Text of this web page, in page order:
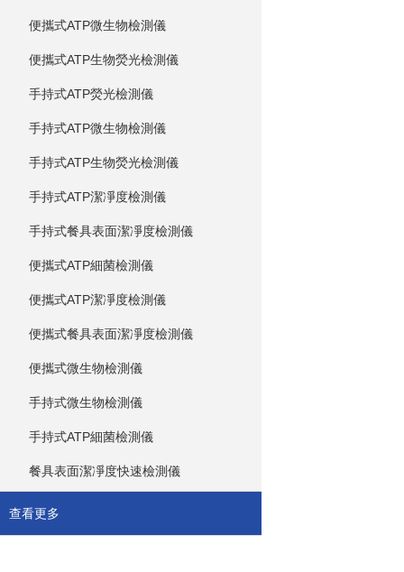
便攜式ATP微生物檢測儀
便攜式ATP生物熒光檢測儀
手持式ATP熒光檢測儀
手持式ATP微生物檢測儀
手持式ATP生物熒光檢測儀
手持式ATP潔凈度檢測儀
手持式餐具表面潔凈度檢測儀
便攜式ATP細菌檢測儀
便攜式ATP潔凈度檢測儀
便攜式餐具表面潔凈度檢測儀
便攜式微生物檢測儀
手持式微生物檢測儀
手持式ATP細菌檢測儀
餐具表面潔凈度快速檢測儀
查看更多